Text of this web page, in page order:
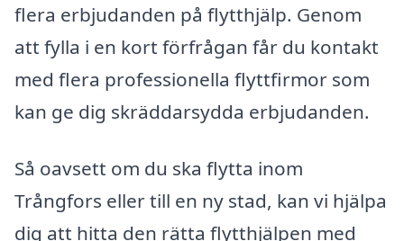
flera erbjudanden på flytthjälp. Genom
att fylla i en kort förfrågan får du kontakt
med flera professionella flyttfirmor som
kan ge dig skräddarsydda erbjudanden.
Så oavsett om du ska flytta inom
Trångfors eller till en ny stad, kan vi hjälpa
dig att hitta den rätta flytthjälpen med